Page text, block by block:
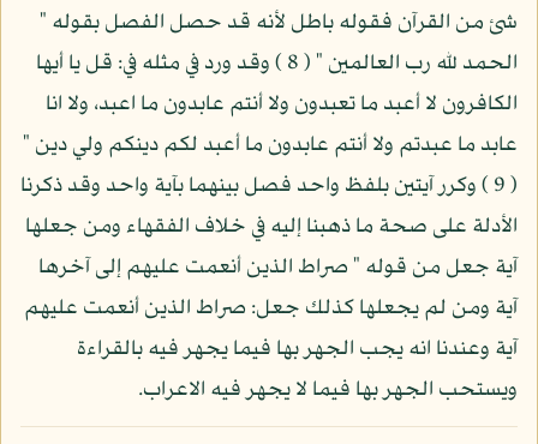
شئ من القرآن فقوله باطل لأنه قد حصل الفصل بقوله "
الحمد لله رب العالمين " ( 8 ) وقد ورد في مثله في: قل يا أيها
الكافرون لا أعبد ما تعبدون ولا أنتم عابدون ما اعبد، ولا انا
عابد ما عبدتم ولا أنتم عابدون ما أعبد لكم دينكم ولي دين "
( 9 ) وكرر آيتين بلفظ واحد فصل بينهما بآية واحد وقد ذكرنا
الأدلة على صحة ما ذهبنا إليه في خلاف الفقهاء ومن جعلها
آية جعل من قوله " صراط الذين أنعمت عليهم إلى آخرها
آية ومن لم يجعلها كذلك جعل: صراط الذين أنعمت عليهم
آية وعندنا انه يجب الجهر بها فيما يجهر فيه بالقراءة
ويستحب الجهر بها فيما لا يجهر فيه الاعراب.